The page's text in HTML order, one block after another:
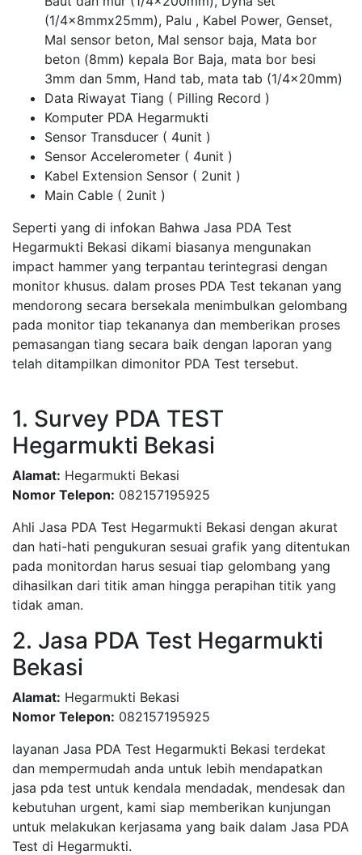
(1/4x8mmx25mm), Palu , Kabel Power, Genset,
Mal sensor beton, Mal sensor baja, Mata bor
beton (8mm) kepala Bor Baja, mata bor besi
3mm dan 5mm, Hand tab, mata tab (1/4x20mm)
Data Riwayat Tiang ( Pilling Record )
Komputer PDA Hegarmukti
Sensor Transducer ( 4unit )
Sensor Accelerometer ( 4unit )
Kabel Extension Sensor ( 2unit )
Main Cable ( 2unit )
Seperti yang di infokan Bahwa Jasa PDA Test
Hegarmukti Bekasi dikami biasanya mengunakan
impact hammer yang terpantau terintegrasi dengan
monitor khusus. dalam proses PDA Test tekanan yang
mendorong secara bersekala menimbulkan gelombang
pada monitor tiap tekananya dan memberikan proses
pemasangan tiang secara baik dengan laporan yang
telah ditampilkan dimonitor PDA Test tersebut.
1. Survey PDA TEST
Hegarmukti Bekasi
Alamat: Hegarmukti Bekasi
Nomor Telepon: 082157195925
Ahli Jasa PDA Test Hegarmukti Bekasi dengan akurat
dan hati-hati pengukuran sesuai grafik yang ditentukan
pada monitordan harus sesuai tiap gelombang yang
dihasilkan dari titik aman hingga perapihan titik yang
tidak aman.
2. Jasa PDA Test Hegarmukti
Bekasi
Alamat: Hegarmukti Bekasi
Nomor Telepon: 082157195925
layanan Jasa PDA Test Hegarmukti Bekasi terdekat
dan mempermudah anda untuk lebih mendapatkan
jasa pda test untuk kendala mendadak, mendesak dan
kebutuhan urgent, kami siap memberikan kunjungan
untuk melakukan kerjasama yang baik dalam Jasa PDA
Test di Hegarmukti.